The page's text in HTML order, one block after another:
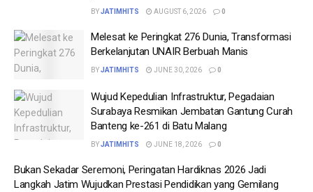
BYJATIMHITS AUGUST 6, 2026 0
Melesat ke Peringkat 276 Dunia, Transformasi
Berkelanjutan UNAIR Berbuah Manis
BYJATIMHITS JUNE 30, 2026 0
Wujud Kepedulian Infrastruktur, Pegadaian
Surabaya Resmikan Jembatan Gantung Curah
Banteng ke-261 di Batu Malang
BYJATIMHITS JUNE 18, 2026 0
Bukan Sekadar Seremoni, Peringatan Hardiknas 2026 Jadi
Langkah Jatim Wujudkan Prestasi Pendidikan yang Gemilang